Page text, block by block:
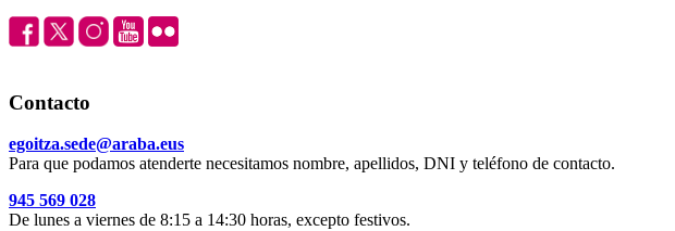
Contacto
egoitza.sede@araba.eus
Para que podamos atenderte necesitamos nombre, apellidos, DNI y teléfono de contacto.
945 569 028
De lunes a viernes de 8:15 a 14:30 horas, excepto festivos.